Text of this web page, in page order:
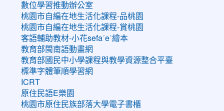
數位學習推動辦公室
桃園市自編在地生活化課程-品桃園
桃園市自編在地生活化課程-賞桃園
客語輔助教材-小花sefaˊeˋ繪本
教育部閩南語動畫網
教育部國民中小學課程與教學資源整合平臺
標準字體筆順學習網
ICRT
原住民語E樂園
桃園市原住民族部落大學電子書櫃